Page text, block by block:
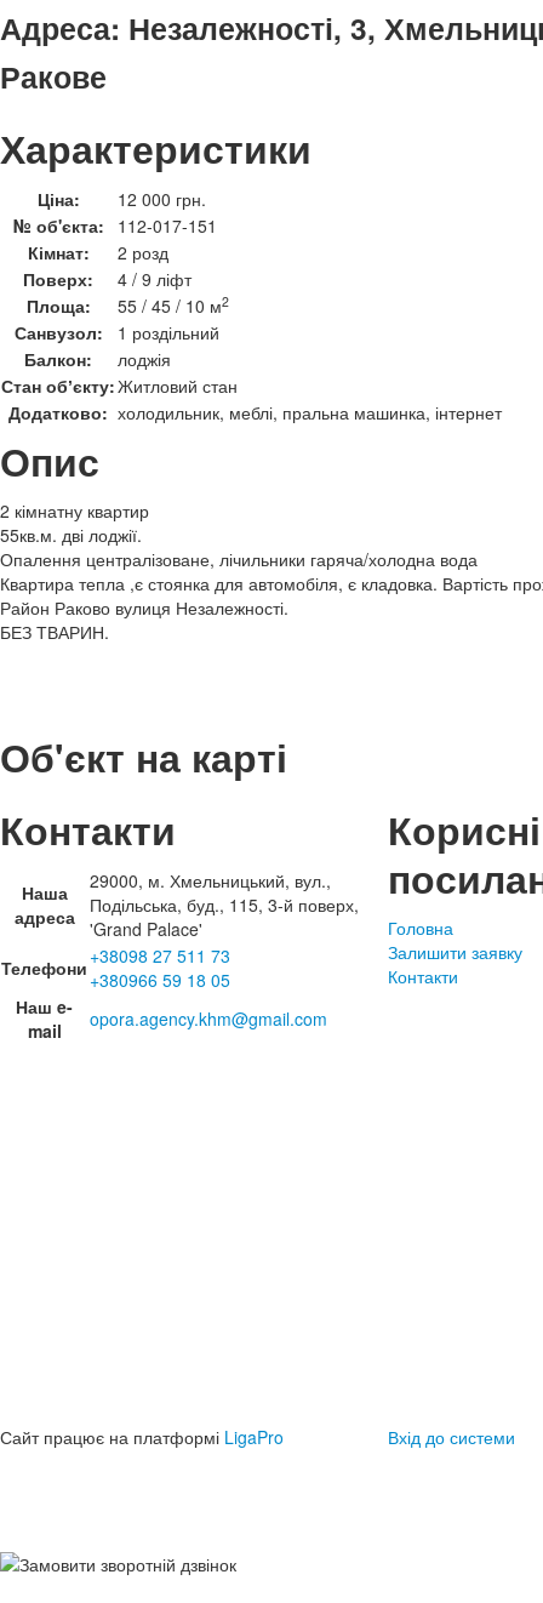
Адреса: Незалежності, 3,
Ракове
Характеристики
Ціна:
12 000 грн.
№ об'єкта:
112-017-151
Кімнат:
2 розд
Поверх:
4 / 9 ліфт
Площа:
55 / 45 / 10 м2
Санвузол:
1 роздільний
Балкон:
лоджія
Стан обʼєкту:Житловий стан
Додатково: холодильник, меблі, пральна машинка, інтернет
Опис
2 кімнатну квартир
55кв.м. дві лоджії.
Опалення централізоване, лічильники гаряча/холодна вода
Квартира тепла ,є стоянка для автомобіля, є кладовка. Вартість
Район Раково вулиця Незалежності.
БЕЗ ТВАРИН.
Об'єкт на карті
Контакти
Наша
адреса
29000, м. Хмельницький, вул.,
Подільська, буд., 115, 3-й поверх,
'Grand Palace'
Телефони +38098 27 511 73
+380966 59 18 05
Наш e-
mail
opora.agency.khm@gmail.com
Корисні
Головна
Залишити заявку
Контакти
Сайт працює на платформі LigaPro Вхід до системи